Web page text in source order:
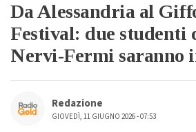
Da Alessandria al
Festival: due studenti
Nervi-Fermi saranno
Redazione
GIOVEDÌ, 11 GIUGNO 2026 - 07:53